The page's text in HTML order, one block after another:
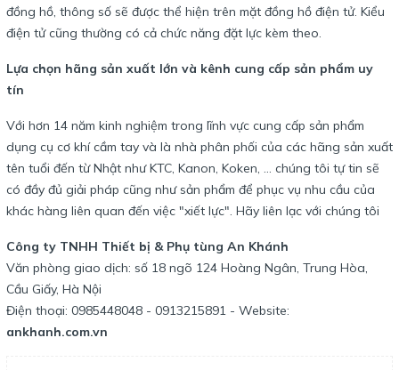
đồng hồ, thông số sẽ được thể hiện trên mặt đồng hồ điện tử. Kiểu
điện tử cũng thường có cả chức năng đặt lực kèm theo.
Lựa chọn hãng sản xuất lớn và kênh cung cấp sản phẩm uy
tín
Với hơn 14 năm kinh nghiệm trong lĩnh vực cung cấp sản phẩm
dụng cụ cơ khí cầm tay và là nhà phân phối của các hãng sản xuất
tên tuổi đến từ Nhật như KTC, Kanon, Koken, ... chúng tôi tự tin sẽ
có đầy đủ giải pháp cũng như sản phẩm để phục vụ nhu cầu của
khác hàng liên quan đến việc "xiết lực". Hãy liên lạc với chúng tôi
Công ty TNHH Thiết bị & Phụ tùng An Khánh
Văn phòng giao dịch: số 18 ngõ 124 Hoàng Ngân, Trung Hòa,
Cầu Giấy, Hà Nội
Điện thoại: 0985448048 - 0913215891 - Website:
ankhanh.com.vn